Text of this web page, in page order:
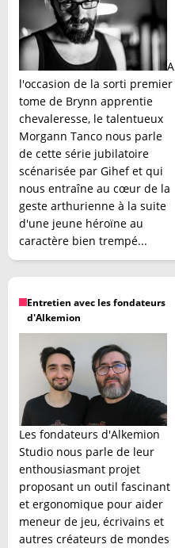
A
l'occasion de la sorti premier
tome de Brynn apprentie
chevaleresse, le talentueux
Morgann Tanco nous parle
de cette série jubilatoire
scénarisée par Gihef et qui
nous entraîne au cœur de la
geste arthurienne à la suite
d'une jeune héroïne au
caractère bien trempé...
Entretien avec les fondateurs
d'Alkemion
Les fondateurs d'Alkemion
Studio nous parle de leur
enthousiasmant projet
proposant un outil fascinant
et ergonomique pour aider
meneur de jeu, écrivains et
autres créateurs de mondes